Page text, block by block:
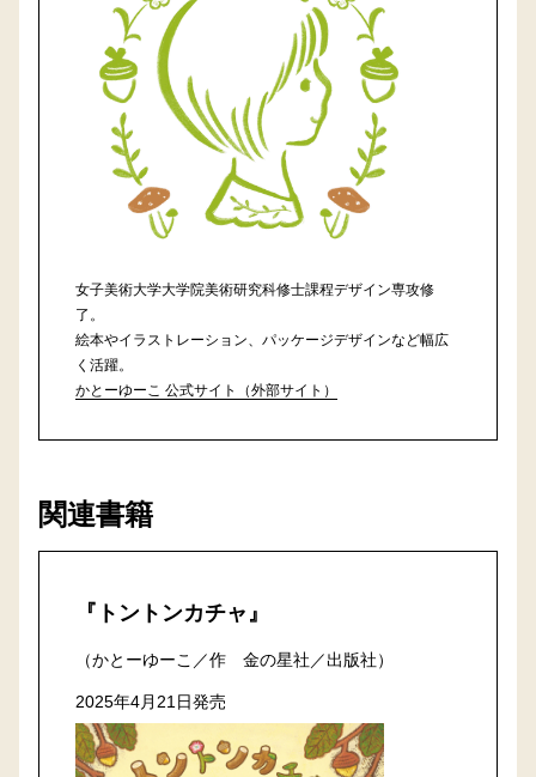
女子美術大学大学院美術研究科修士課程デザイン専攻修
了。
絵本やイラストレーション、パッケージデザインなど幅広
く活躍。
かとーゆーこ 公式サイト（外部サイト）
関連書籍
『トントンカチャ』
（かとーゆーこ／作 金の星社／出版社）
2025年4月21日発売